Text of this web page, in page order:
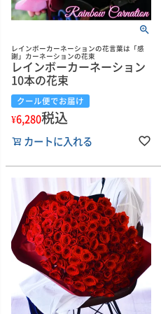
レインボーカーネーションの花言葉は「感
謝」カーネーションの花束
レインボーカーネーション
10本の花束
クール便でお届け
¥6,280税込
カートに入れる